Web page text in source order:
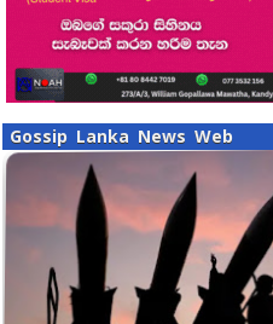
Gossip Lanka News Web